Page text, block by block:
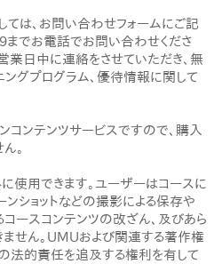
は、お問い合わせフォームにご記
でお電話でお問い合わせくださ
業日中に連絡をさせていただき、無
ングプログラム、優待情報に関して
コンテンツサービスですので、購入
。
使用できます。ユーザーはコースに
ンショットなどの撮影による保存や
ースコンテンツの改ざん、及びあら
せん。UMUおよび関連する著作権
的責任を追及する権利を有して